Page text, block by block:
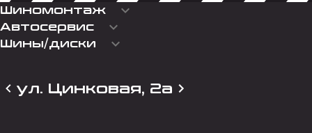
Шиномонтаж keyboard_arrow_down
Автосервис keyboard_arrow_down
Шины/диски keyboard_arrow_down
ул. Цинковая, 2а